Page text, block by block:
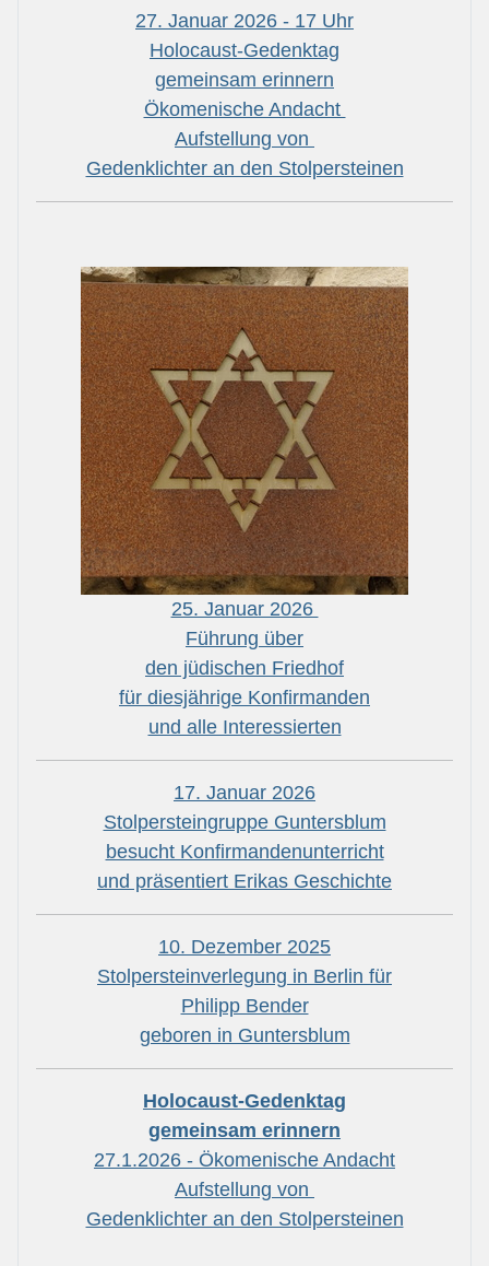
27. Januar 2026 - 17 Uhr
Holocaust-Gedenktag
gemeinsam erinnern
Ökomenische Andacht
Aufstellung von
Gedenklichter an den Stolpersteinen
25. Januar 2026
Führung über
den jüdischen Friedhof
für diesjährige Konfirmanden
und alle Interessierten
17. Januar 2026
Stolpersteingruppe Guntersblum
besucht Konfirmandenunterricht
und präsentiert Erikas Geschichte
10. Dezember 2025
Stolpersteinverlegung in Berlin für
Philipp Bender
geboren in Guntersblum
Holocaust-Gedenktag
gemeinsam erinnern
27.1.2026 - Ökomenische Andacht
Aufstellung von
Gedenklichter an den Stolpersteinen